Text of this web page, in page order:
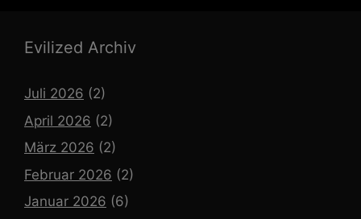
Evilized Archiv
Juli 2026 (2)
April 2026 (2)
März 2026 (2)
Februar 2026 (2)
Januar 2026 (6)